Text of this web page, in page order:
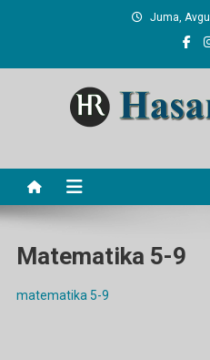
Juma,
Matematika 5-9
matematika 5-9